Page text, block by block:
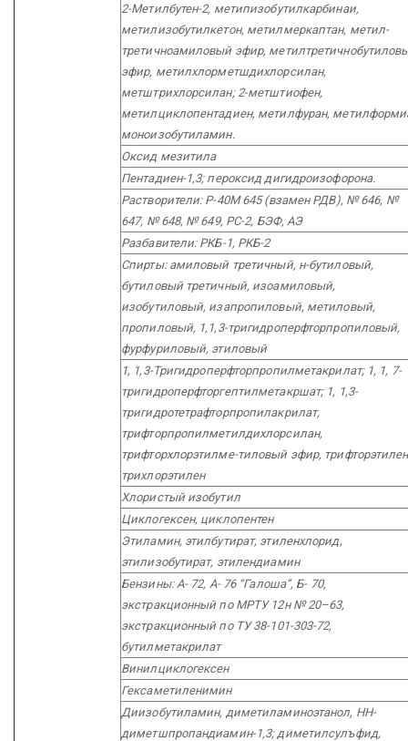
2-Метилбутен-2, метипизобутилкарбинаи,
метилизобутилкетон, метилмеркаптан, метил-
третичноамиловый эфир,
эфир, метилхлорметшдихлорсилан,
метштрихлорсилан; 2-метштиофен,
метилциклопентадиен, метилфуран,
моноизобутиламин.
Оксид мезитила
Пентадиен-1,3; пероксид дигидроизофорона.
Растворители: Р-40М 645 (взамен РДВ), № 646, №
647, № 648, № 649, РС-2, БЭФ, АЭ
Разбавители: РКБ-1, РКБ-2
Спирты: амиловый третичный, н-бутиловый,
бутиловый третичный, изоамиловый,
изобутиловый, изапропиловый, метиловый,
пропиловый, 1,1,3-тригидроперфторпропиловый,
фурфуриловый, этиловый
1, 1,3-Тригидроперфторпропилметакрилат; 1, 1, 7-
тригидроперфторгептилметакршат; 1, 1,3-
тригидротетрафторпропилакрилат,
трифторпропилметилдихлорсилан,
трифторхлорэтилме-тиловый эфир,
трихлорэтилен
Хлористый изобутил
Циклогексен, циклопентен
Этиламин, этилбутират, этиленхлорид,
этилизобутират, этилендиамин
Бензины: А- 72, А- 76 “Галоша”, Б- 70,
экстракционный по МРТУ 12н № 20–63,
экстракционный по ТУ 38-101-303-72,
бутилметакрилат
Винилциклогексен
Гексаметиленимин
Диизобутиламин, диметиламиноэтанол, НН-
диметшпропандиамин-1,3; диметилсулъфид,